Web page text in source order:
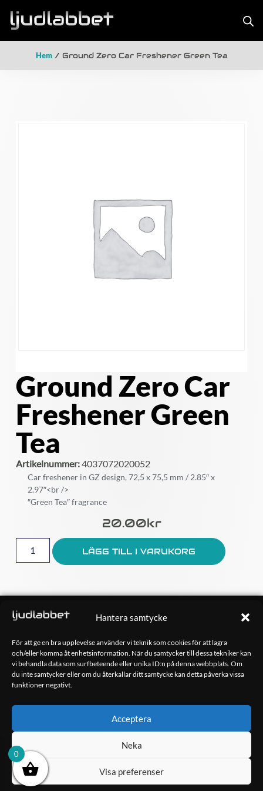
Hantera samtycke
För att ge en bra upplevelse använder vi teknik som cookies för att lagra
och/eller komma åt enhetsinformation. När du samtycker till dessa tekniker kan
vi behandla data som surfbeteende eller unika ID:n på denna webbplats. Om
du inte samtycker eller om du återkallar ditt samtycke kan detta påverka vissa
funktioner negativt.
Acceptera
Neka
Visa preferenser
Hem/ Ground Zero Car Freshener Green Tea
Ground Zero Car
Freshener Green
Tea
Artikelnummer:4037072020052
Car freshener in GZ design, 72,5 x 75,5 mm / 2.85″ x
2.97″<br />
″Green Tea″ fragrance
20.00Kr
LÄGG TILL I VARUKORG
OM OSS
Ljudlabbet är en del av Kungshamns Bildepå – Ljudlabbet i
Sotenäs AB.
KONTAKT
Klippsjövägen 5
Copyright 2023 Ljudlabbet i Sotenäs AB – Hemsida skapad avKimsoft Media AB
0